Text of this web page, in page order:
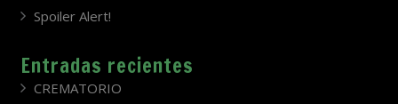
Spoiler Alert!
Entradas recientes
CREMATORIO